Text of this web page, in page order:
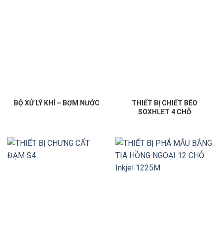
BỘ XỬ LÝ KHÍ – BƠM NƯỚC
THIẾT BỊ CHIẾT BÉO
SOXHLET 4 CHỖ